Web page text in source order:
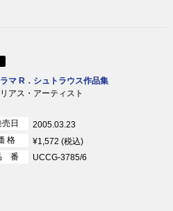
マ R．シュトラウス作品集
アス・アーティスト
日
2005.03.23
格
¥1,572 (税込)
番
UCCG-3785/6